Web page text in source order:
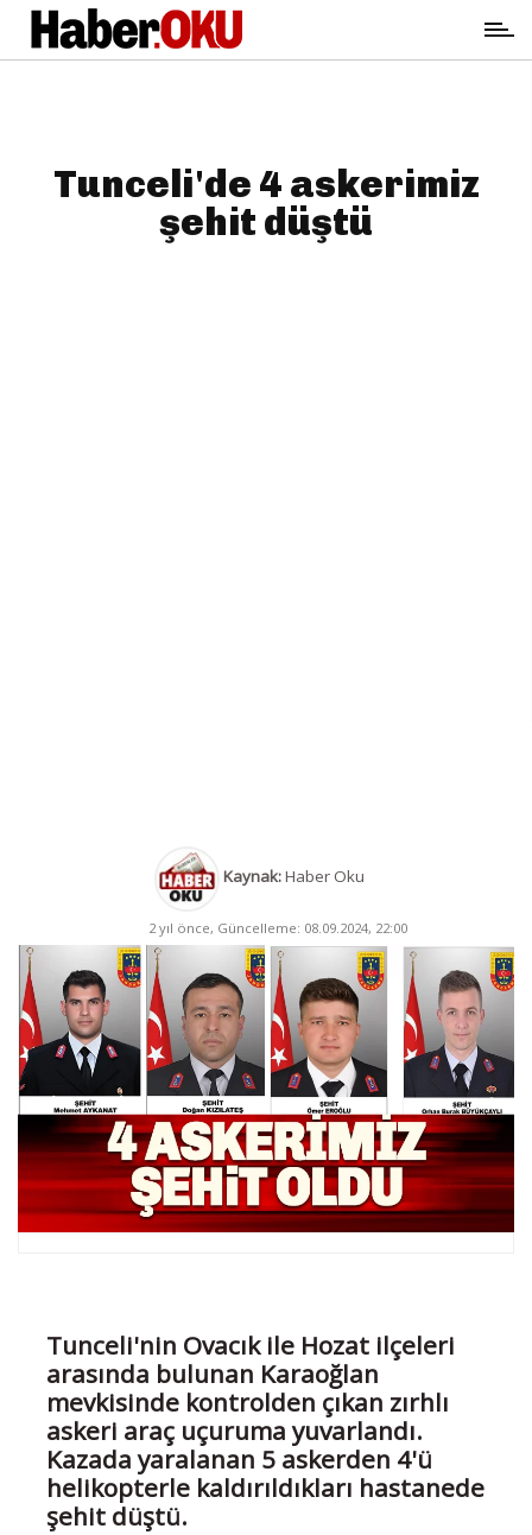
Tunceli'de 4 askerimiz
şehit düştü
Kaynak:Haber Oku
2 yıl önce, Güncelleme: 08.09.2024, 22:00
Tunceli'nin Ovacık ile Hozat ilçeleri
arasında bulunan Karaoğlan
mevkisinde kontrolden çıkan zırhlı
askeri araç uçuruma yuvarlandı.
Kazada yaralanan 5 askerden 4'ü
helikopterle kaldırıldıkları hastanede
şehit düştü.